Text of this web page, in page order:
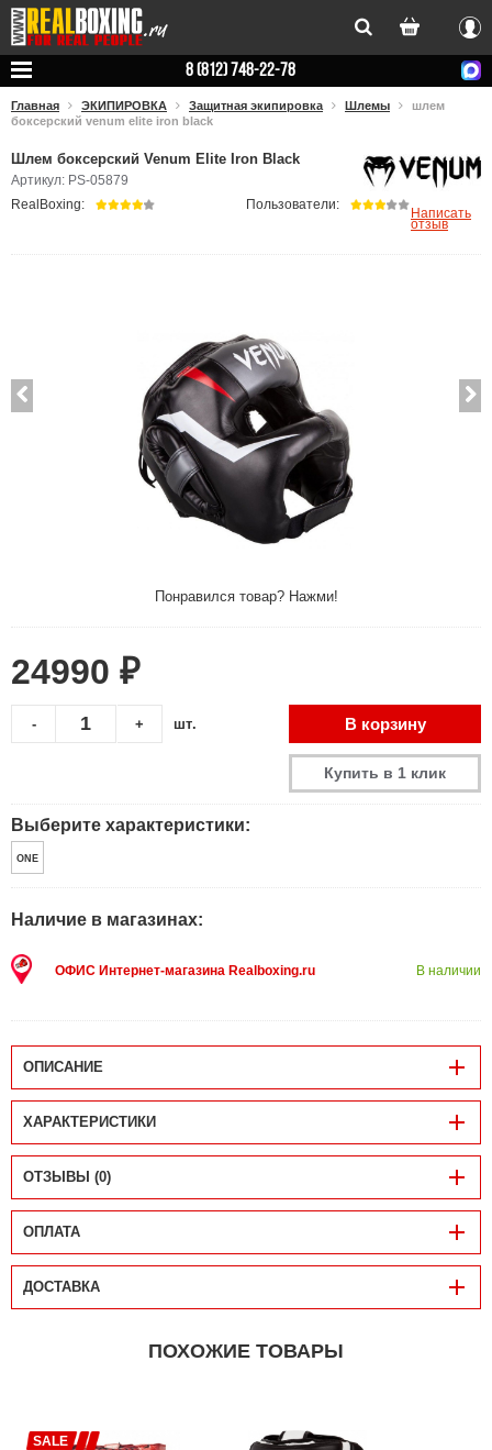
Вход
8 (812) 748-22-78
Главная ЭКИПИРОВКА Защитная экипировка Шлемы
шлем
боксерский venum elite iron black
Шлем боксерский Venum Elite Iron Black
Артикул: PS-05879
Понравился товар? Нажми!
RealBoxing: Пользователи:
Написать
отзыв
24990 ₽
+
- шт. В корзину
Купить в 1 клик
Выберите характеристики:
ONE
Наличие в магазинах:
ОФИС Интернет-магазина Realboxing.ru В наличии
ОПИСАНИЕ
ХАРАКТЕРИСТИКИ
ОТЗЫВЫ (0)
ОПЛАТА
ДОСТАВКА
ПОХОЖИЕ ТОВАРЫ
SALE